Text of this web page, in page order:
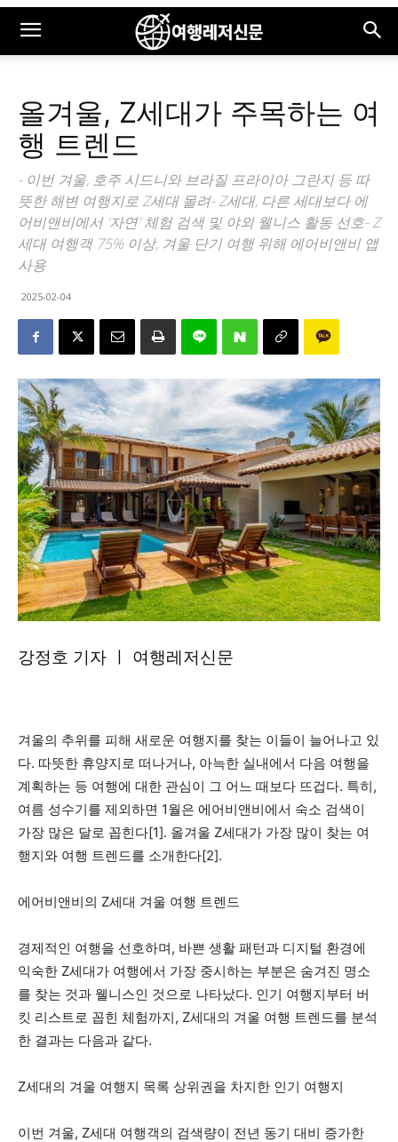
올겨울, Z세대가 주목하는 여
행 트렌드
- 이번 겨울, 호주 시드니와 브라질 프라이아 그란지 등 따
뜻한 해변 여행지로 Z세대 몰려- Z세대, 다른 세대보다 에
어비앤비에서 '자연' 체험 검색 및 야외 웰니스 활동 선호- Z
세대 여행객 75% 이상, 겨울 단기 여행 위해 에어비앤비 앱
사용
2025-02-04
강정호 기자 ㅣ 여행레저신문
겨울의 추위를 피해 새로운 여행지를 찾는 이들이 늘어나고 있
다. 따뜻한 휴양지로 떠나거나, 아늑한 실내에서 다음 여행을
계획하는 등 여행에 대한 관심이 그 어느 때보다 뜨겁다. 특히,
여름 성수기를 제외하면 1월은 에어비앤비에서 숙소 검색이
가장 많은 달로 꼽힌다[1]. 올겨울 Z세대가 가장 많이 찾는 여
행지와 여행 트렌드를 소개한다[2].
에어비앤비의 Z세대 겨울 여행 트렌드
경제적인 여행을 선호하며, 바쁜 생활 패턴과 디지털 환경에
익숙한 Z세대가 여행에서 가장 중시하는 부분은 숨겨진 명소
를 찾는 것과 웰니스인 것으로 나타났다. 인기 여행지부터 버
킷 리스트로 꼽힌 체험까지, Z세대의 겨울 여행 트렌드를 분석
한 결과는 다음과 같다.
Z세대의 겨울 여행지 목록 상위권을 차지한 인기 여행지
이번 겨울, Z세대 여행객의 검색량이 전년 동기 대비 증가한